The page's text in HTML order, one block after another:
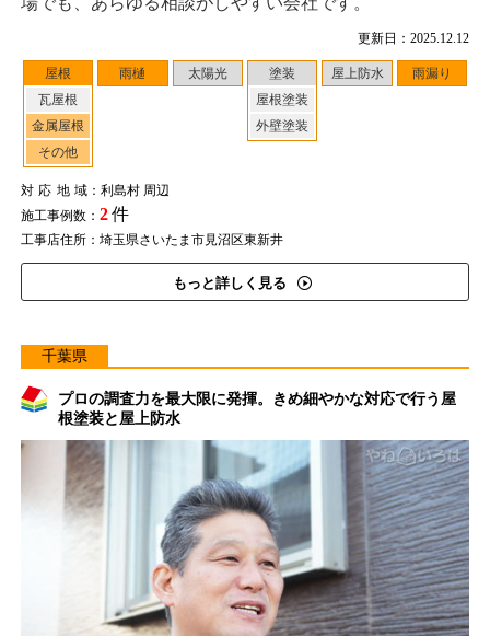
更新日：2025.12.12
屋根
瓦屋根
金属屋根
その他
雨樋 太陽光
塗装
屋根塗装
外壁塗装
屋上防水 雨漏り
対応地域：利島村 周辺
施工事例数： 2件
工事店住所：埼玉県さいたま市見沼区東新井
もっと詳しく見る
千葉県
プロの調査力を最大限に発揮。きめ細やかな対応で行う屋
根塗装と屋上防水